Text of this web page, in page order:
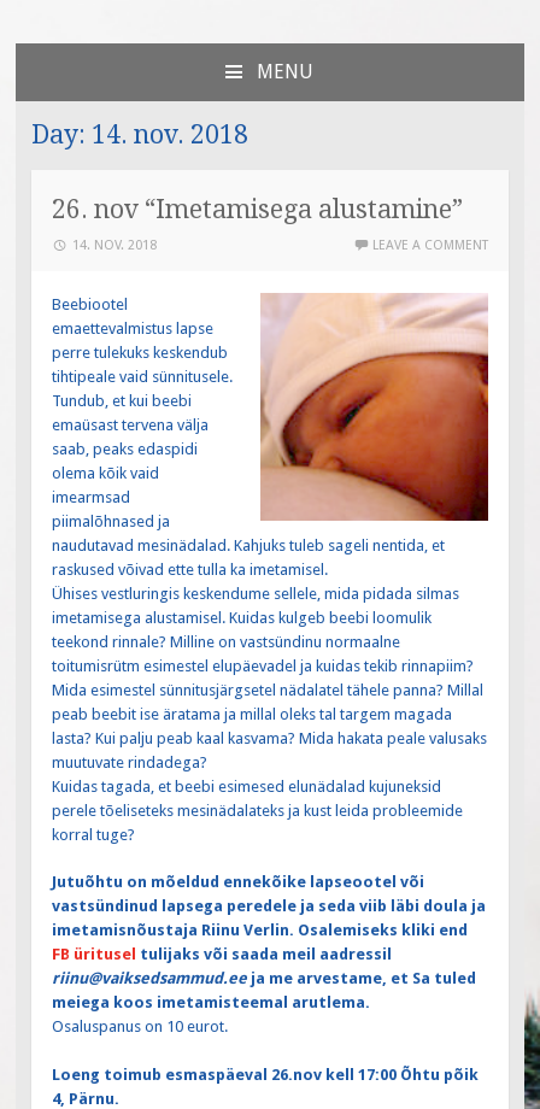
Väiksed Sammud
sünnitoetusega seotud veebileht
MENU
CONTENT
Day: 14. nov. 2018
26. nov “Imetamisega alustamine”
14. NOV. 2018 LEAVE A COMMENT
Beebiootel
emaettevalmistus lapse
perre tulekuks keskendub
tihtipeale vaid sünnitusele.
Tundub, et kui beebi
emaüsast tervena välja
saab, peaks edaspidi
olema kõik vaid
imearmsad
piimalõhnased ja
naudutavad mesinädalad. Kahjuks tuleb sageli nentida, et
raskused võivad ette tulla ka imetamisel.
Ühises vestluringis keskendume sellele, mida pidada silmas
imetamisega alustamisel. Kuidas kulgeb beebi loomulik
teekond rinnale? Milline on vastsündinu normaalne
toitumisrütm esimestel elupäevadel ja kuidas tekib rinnapiim?
Mida esimestel sünnitusjärgsetel nädalatel tähele panna? Millal
peab beebit ise äratama ja millal oleks tal targem magada
lasta? Kui palju peab kaal kasvama? Mida hakata peale valusaks
muutuvate rindadega?
Kuidas tagada, et beebi esimesed elunädalad kujuneksid
perele tõeliseteks mesinädalateks ja kust leida probleemide
korral tuge?
Jutuõhtu on mõeldud ennekõike lapseootel või
vastsündinud lapsega peredele ja seda viib läbi doula ja
imetamisnõustaja Riinu Verlin. Osalemiseks kliki end
FB üritusel tulijaks või saada meil aadressil
riinu@vaiksedsammud.ee ja me arvestame, et Sa tuled
meiega koos imetamisteemal arutlema.
Osaluspanus on 10 eurot.
Loeng toimub esmaspäeval 26.nov kell 17:00 Õhtu põik
4, Pärnu.